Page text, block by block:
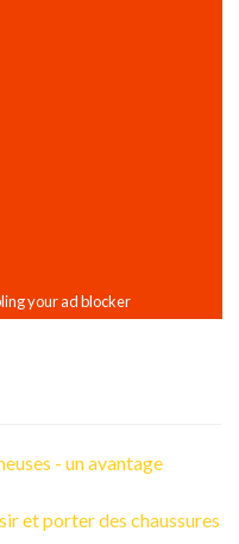
- un avantage
et porter des chaussures